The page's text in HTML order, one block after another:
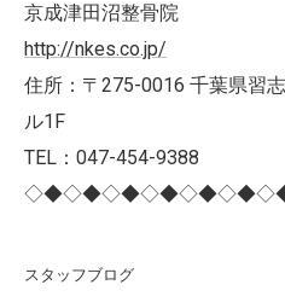
京成津田沼整骨院
http://nkes.co.jp/
住所：〒275-0016 千葉県習
ル1F
TEL：047-454-9388
スタッフブログ